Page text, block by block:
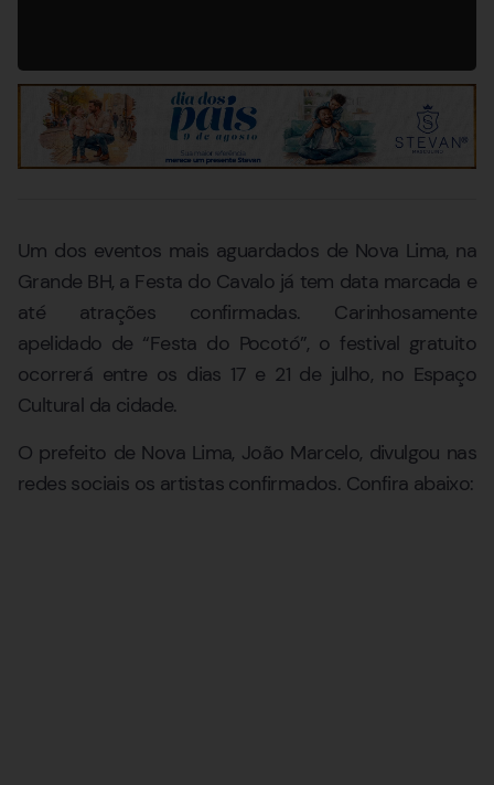
Um dos eventos mais aguardados de Nova Lima, na
Grande BH, a Festa do Cavalo já tem data marcada e
até atrações confirmadas. Carinhosamente
apelidado de “Festa do Pocotó”, o festival gratuito
ocorrerá entre os dias 17 e 21 de julho, no Espaço
Cultural da cidade.
O prefeito de Nova Lima, João Marcelo, divulgou nas
redes sociais os artistas confirmados. Confira abaixo: